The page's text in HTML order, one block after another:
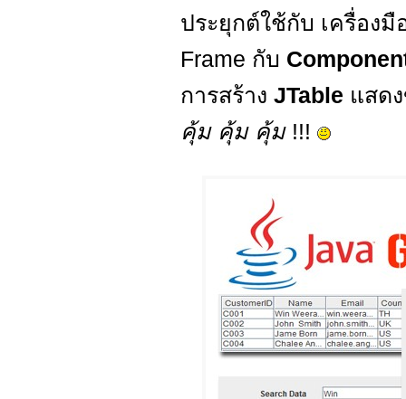
ประยุกต์ใช้กับ เครื่อง
Frame กับ
การสร้าง JTable แสด
คุ้ม คุ้ม คุ้ม !!!